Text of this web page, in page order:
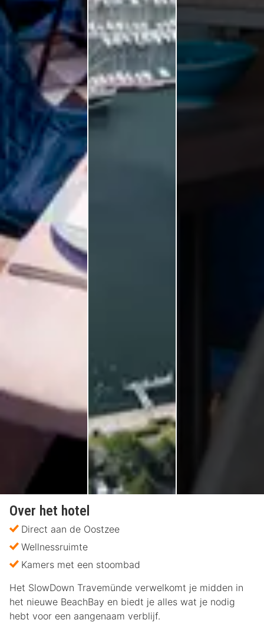
Over het hotel
Direct aan de Oostzee
Wellnessruimte
Kamers met een stoombad
Het SlowDown Travemünde verwelkomt je midden in
het nieuwe BeachBay en biedt je alles wat je nodig
hebt voor een aangenaam verblijf.